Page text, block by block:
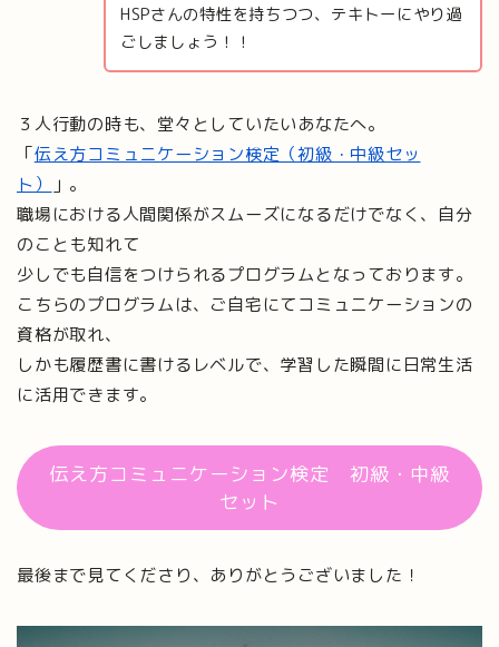
HSPさんの特性を持ちつつ、テキトーにやり過
ごしましょう！！
３人行動の時も、堂々としていたいあなたへ。
「伝え方コミュニケーション検定（初級・中級セッ
ト）
」。
職場における人間関係がスムーズになるだけでなく、自分
のことも知れて
少しでも自信をつけられるプログラムとなっております。
こちらのプログラムは、ご自宅にてコミュニケーションの
資格が取れ、
しかも履歴書に書けるレベルで、学習した瞬間に日常生活
に活用できます。
伝え方コミュニケーション検定 初級・中級
セット
最後まで見てくださり、ありがとうございました！